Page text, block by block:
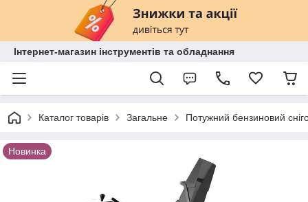
Інтернет-магазин інструментів та обладнання
Каталог товарів Загальне Потужний бензиновий
Новинка